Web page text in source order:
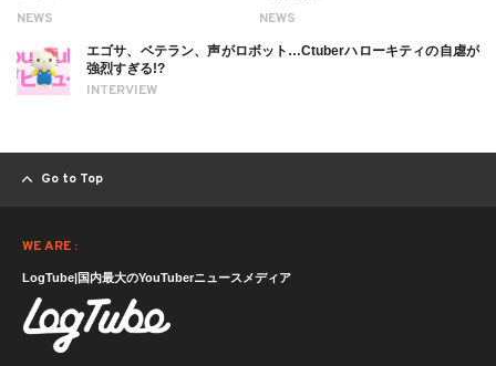
NEWS NEWS
INTERVIEW
エゴサ、ベテラン、声がロボット…Ctuberハローキティの自虐が
強烈すぎる!?
Go to Top
WE ARE :
LogTube|国内最大のYouTuberニュースメディア